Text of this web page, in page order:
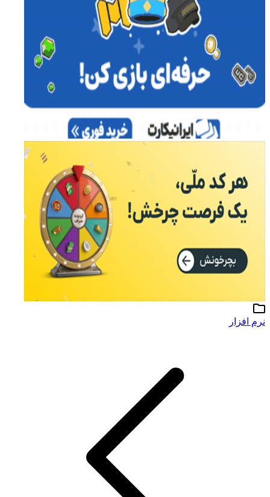
نرم افزار